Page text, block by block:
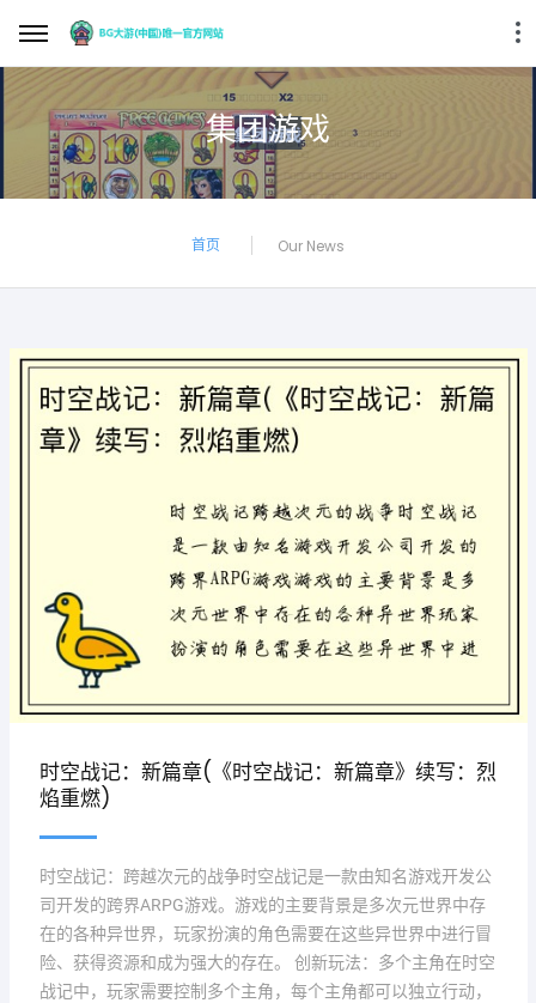
集团游戏
首页 Our News
时空战记：新篇章(《时空战记：新篇章》续写：烈
焰重燃)
时空战记：跨越次元的战争时空战记是一款由知名游戏开发公
司开发的跨界ARPG游戏。游戏的主要背景是多次元世界中存
在的各种异世界，玩家扮演的角色需要在这些异世界中进行冒
险、获得资源和成为强大的存在。 创新玩法：多个主角在时空
战记中，玩家需要控制多个主角，每个主角都可以独立行动，